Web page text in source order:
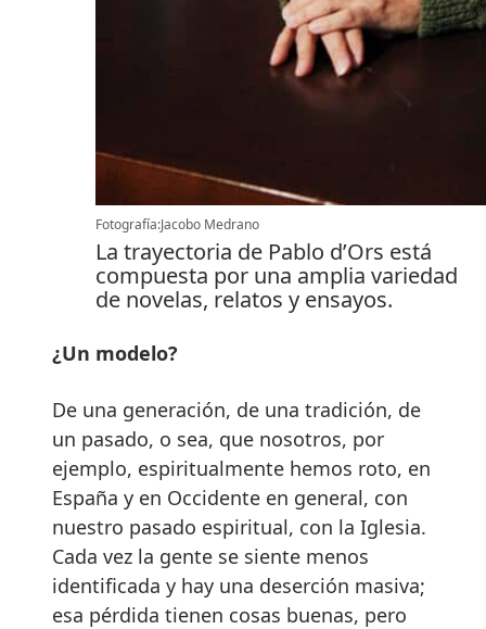
Fotografía:Jacobo Medrano
La trayectoria de Pablo d’Ors está
compuesta por una amplia variedad
de novelas, relatos y ensayos.
¿Un modelo?
De una generación, de una tradición, de
un pasado, o sea, que nosotros, por
ejemplo, espiritualmente hemos roto, en
España y en Occidente en general, con
nuestro pasado espiritual, con la Iglesia.
Cada vez la gente se siente menos
identificada y hay una deserción masiva;
esa pérdida tienen cosas buenas, pero